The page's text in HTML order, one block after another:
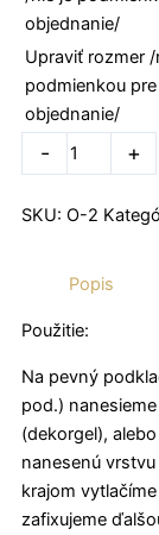
objednanie/
Upraviť rozmer /
podmienkou pre
objednanie/
- +
SKU: O-2
Popis
Použitie:
Na pevný
pod.)
(dekorgel),
nanesenú
krajom
zafixujeme